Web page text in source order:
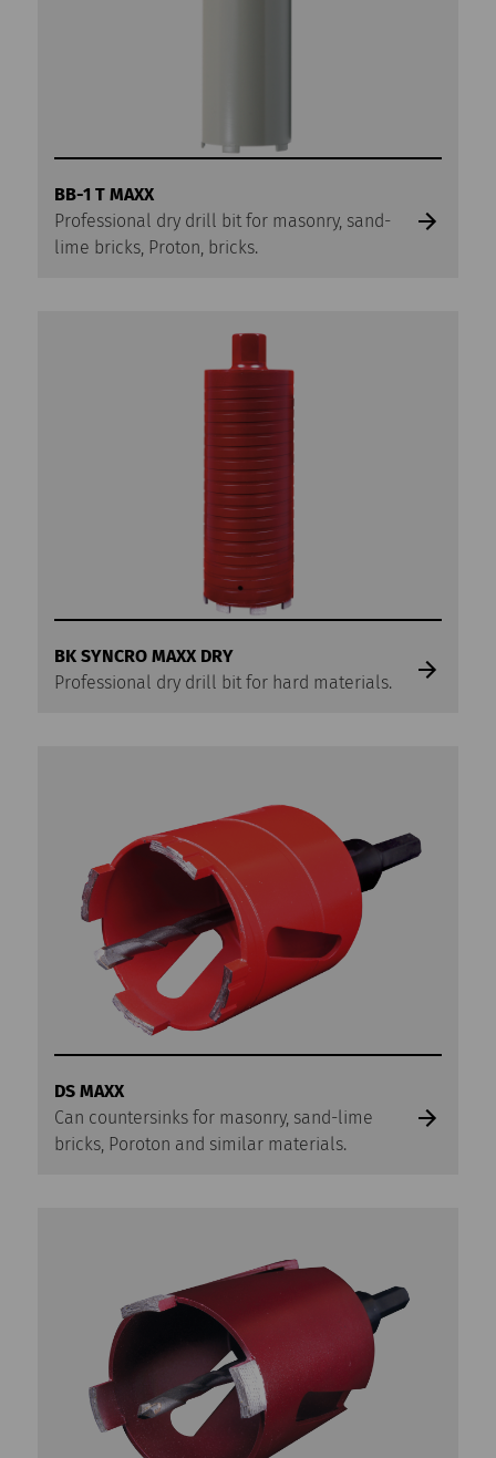
BB-1 T MAXX
Professional dry drill bit for masonry, sand-
lime bricks, Proton, bricks.
BK SYNCRO MAXX DRY
Professional dry drill bit for hard materials.
DS MAXX
Can countersinks for masonry, sand-lime
bricks, Poroton and similar materials.